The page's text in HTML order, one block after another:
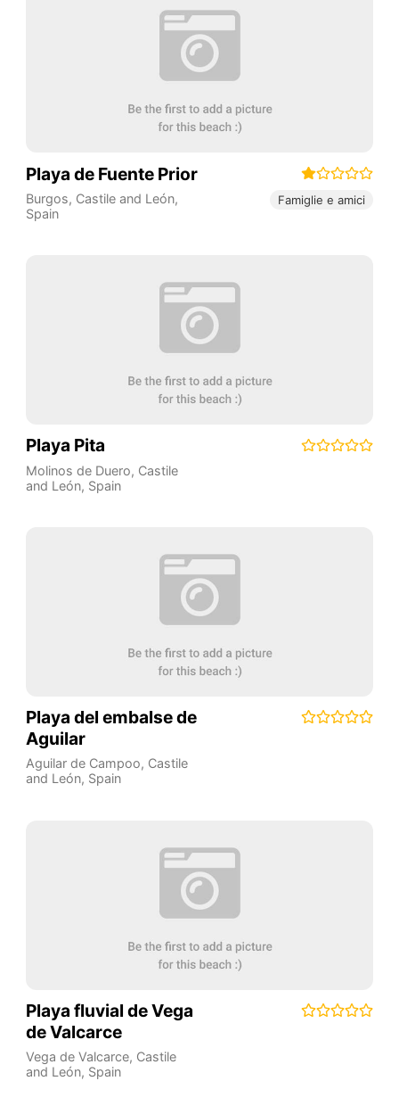
Playa de Fuente Prior
Burgos, Castile and León,
Spain
Famiglie e amici
Playa Pita
Molinos de Duero, Castile
and León, Spain
Playa del embalse de
Aguilar
Aguilar de Campoo, Castile
and León, Spain
Playa fluvial de Vega
de Valcarce
Vega de Valcarce, Castile
and León, Spain